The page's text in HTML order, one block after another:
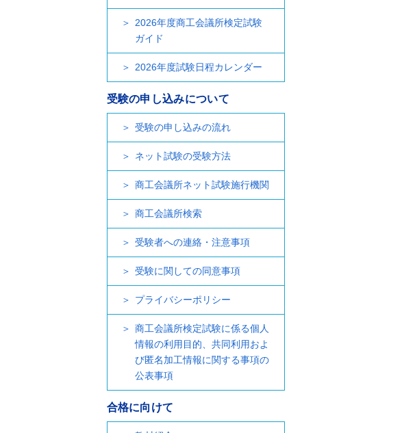
2026年度商工会議所検定試験
ガイド
2026年度試験日程カレンダー
受験の申し込みについて
受験の申し込みの流れ
ネット試験の受験方法
商工会議所ネット試験施行機関
商工会議所検索
受験者への連絡・注意事項
受験に関しての同意事項
プライバシーポリシー
商工会議所検定試験に係る個人
情報の利用目的、共同利用およ
び匿名加工情報に関する事項の
公表事項
合格に向けて